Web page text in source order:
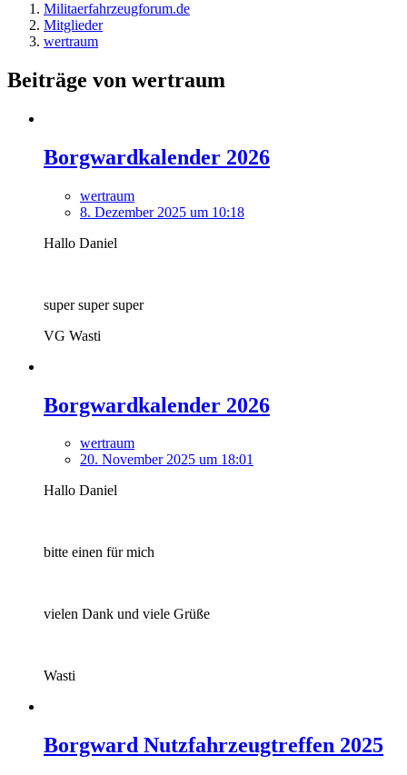
Militaerfahrzeugforum.de
Mitglieder
wertraum
Beiträge von wertraum
Borgwardkalender 2026
wertraum
8. Dezember 2025 um 10:18
Hallo Daniel
super super super
VG Wasti
Borgwardkalender 2026
wertraum
20. November 2025 um 18:01
Hallo Daniel
bitte einen für mich
vielen Dank und viele Grüße
Wasti
Borgward Nutzfahrzeugtreffen 2025